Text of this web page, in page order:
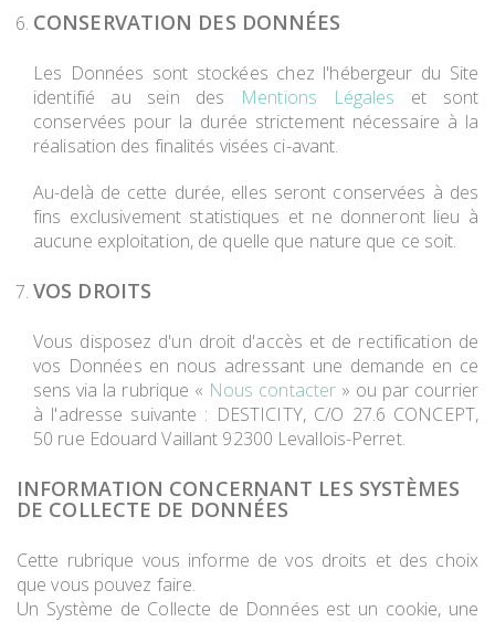
CONSERVATION DES DONNÉES
Les Données sont stockées chez l'hébergeur du Site
identifié au sein des Mentions Légales et sont
conservées pour la durée strictement nécessaire à la
réalisation des finalités visées ci-avant.
Au-delà de cette durée, elles seront conservées à des
fins exclusivement statistiques et ne donneront lieu à
aucune exploitation, de quelle que nature que ce soit.
VOS DROITS
Vous disposez d'un droit d'accès et de rectification de
vos Données en nous adressant une demande en ce
sens via la rubrique « Nous contacter » ou par courrier
à l'adresse suivante : DESTICITY, C/O 27.6 CONCEPT,
50 rue Edouard Vaillant 92300 Levallois-Perret.
INFORMATION CONCERNANT LES SYSTÈMES
DE COLLECTE DE DONNÉES
Cette rubrique vous informe de vos droits et des choix
que vous pouvez faire.
Un Système de Collecte de Données est un cookie, une